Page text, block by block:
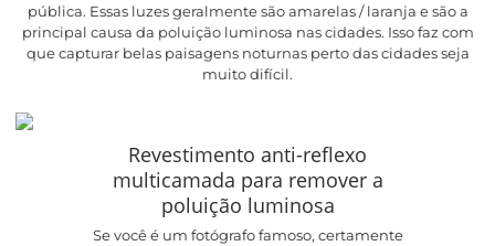
pública. Essas luzes geralmente são amarelas / laranja e são a
principal causa da poluição luminosa nas cidades. Isso faz com
que capturar belas paisagens noturnas perto das cidades seja
muito difícil.
Revestimento anti-reflexo
multicamada para remover a
poluição luminosa
Se você é um fotógrafo famoso, certamente